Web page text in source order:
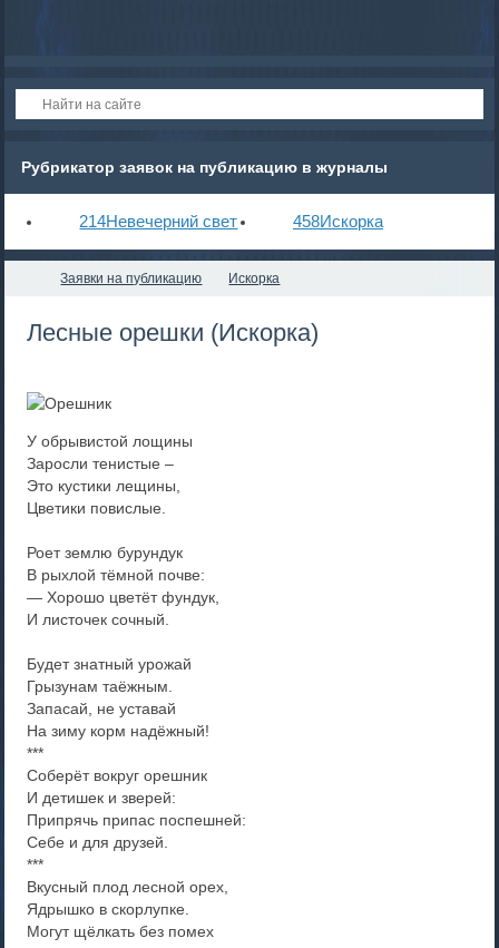
Рубрикатор заявок на публикацию в журналы
214Невечерний свет 458Искорка
Заявки на публикацию Искорка
Лесные орешки (Искорка)
У обрывистой лощины
Заросли тенистые –
Это кустики лещины,
Цветики повислые.
Роет землю бурундук
В рыхлой тёмной почве:
— Хорошо цветёт фундук,
И листочек сочный.
Будет знатный урожай
Грызунам таёжным.
Запасай, не уставай
На зиму корм надёжный!
***
Соберёт вокруг орешник
И детишек и зверей:
Припрячь припас поспешней:
Себе и для друзей.
***
Вкусный плод лесной орех,
Ядрышко в скорлупке.
Могут щёлкать без помех